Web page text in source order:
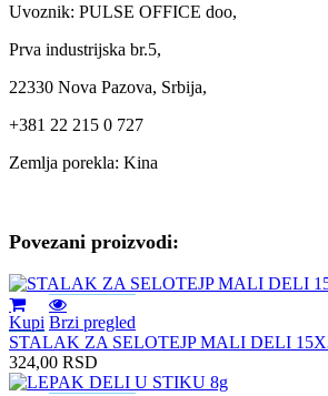
Uvoznik: PULSE OFFICE doo,
Prva industrijska br.5,
22330 Nova Pazova, Srbija,
+381 22 215 0 727
Zemlja porekla: Kina
Povezani proizvodi:
Kupi Brzi pregled
STALAK ZA SELOTEJP MALI DELI
324,00 RSD